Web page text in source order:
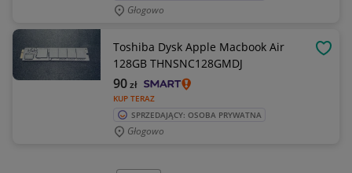
Głogowo
Toshiba Dysk Apple Macbook Air
128GB THNSNC128GMDJ
KUP TERAZ
90zł
SPRZEDAJĄCY: OSOBA PRYWATNA
Głogowo